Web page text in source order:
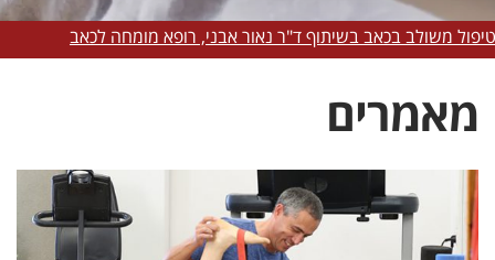
בשיתוף ד"ר נאור אבני, רופא מומחה לכאב
מאמרים